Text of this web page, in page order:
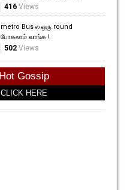
416 Views
metro Bus ல ஒரு round
போகலாம் வாங்க !
502 Views
Hot Gossip
CLICK HERE